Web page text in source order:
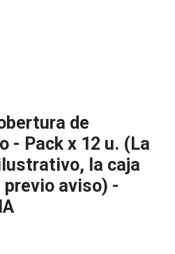
de
- Pack x 12 u. (La
la caja
aviso) -